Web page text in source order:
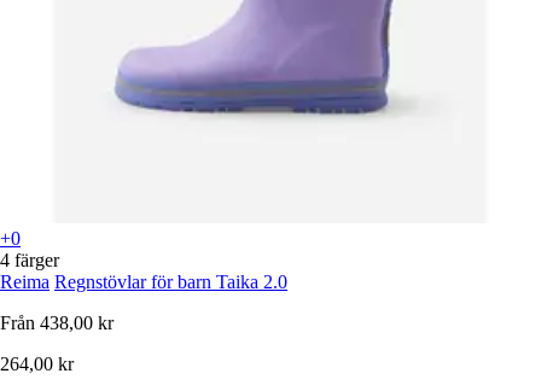
+0
4 färger
Reima Regnstövlar för barn Taika 2.0
Från 438,00 kr
264,00 kr